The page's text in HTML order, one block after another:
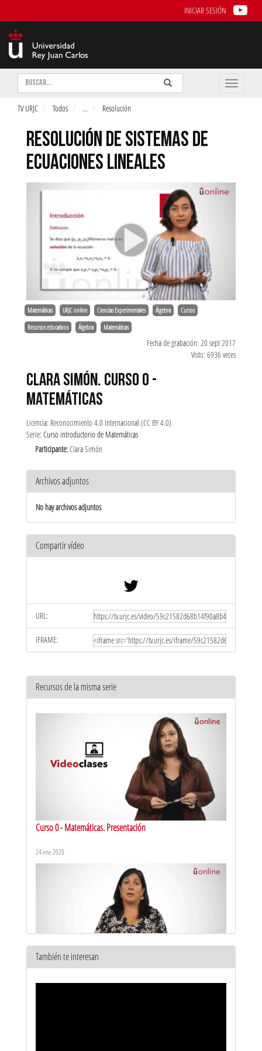
INICIAR SESIÓN
Buscar Enviar
Buscar
Toggle
TV URJC Todos ... Resolución
RESOLUCIÓN DE SISTEMAS DE
ECUACIONES LINEALES
Matemáticas URJC online Ciencias Experimentales Álgebra Cursos
Recursos educativos Álgebra Matemáticas
Fecha de grabación: 20 sept 2017
Visto: 6936 veces
CLARA SIMÓN. CURSO 0 -
MATEMÁTICAS
Licencia: Reconocimiento 4.0 Internacional (CC BY 4.0)
Serie: Curso introductorio de Matemáticas
Participante:Clara Simón
Archivos adjuntos
No hay archivos adjuntos
Compartir vídeo
URL:
IFRAME:
Recursos de la misma serie
Curso 0 - Matemáticas. Presentación
24 ene 2020
También te interesan